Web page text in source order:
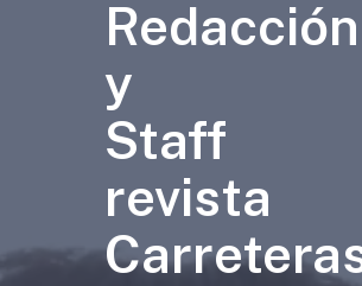
Redacción
y
Staff
revista